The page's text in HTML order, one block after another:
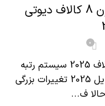
سیستم رتبه بندی جدید سیزن 8 کالاف دیوتی
0
سیستم رتبه بندی جدید سیزن 8 کالاف 2025 سیستم رتبه
بندی جدید سیزن 8 کالاف دیوتی موبایل 2025 تغییرات بزرگی
ف...